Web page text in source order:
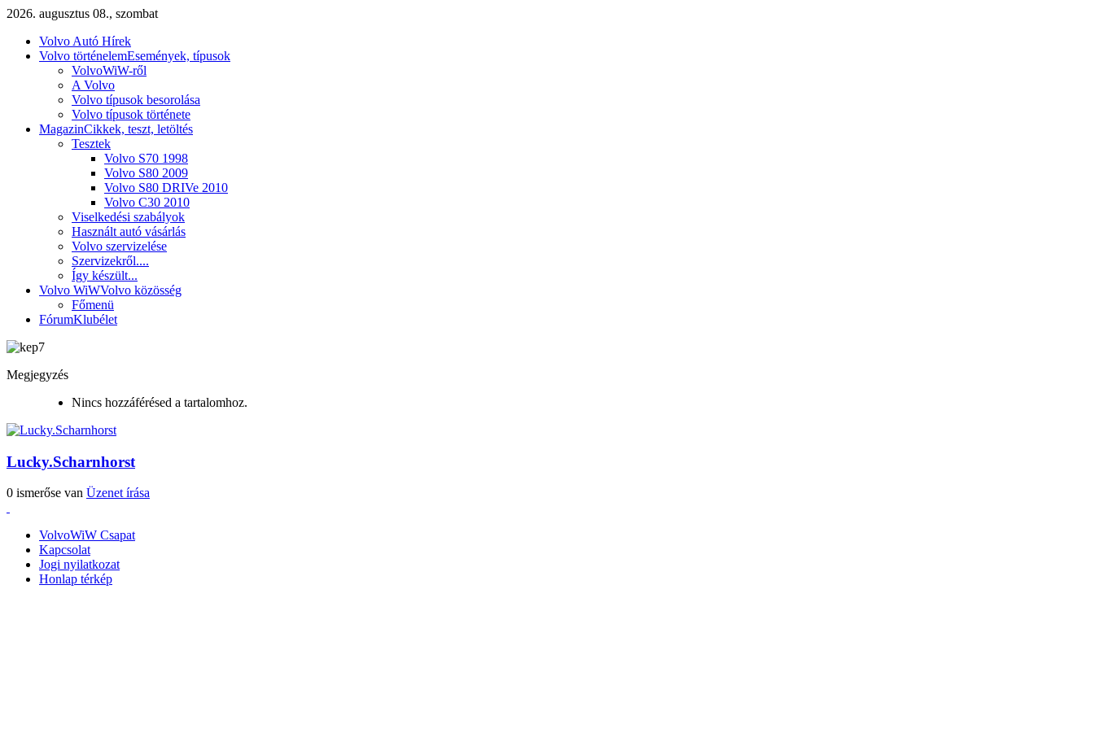
2026. augusztus 08., szombat
Volvo Autó Hírek
Volvo történelemEsemények, típusok
VolvoWiW-ről
A Volvo
Volvo típusok besorolása
Volvo típusok története
MagazinCikkek, teszt, letöltés
Tesztek
Volvo S70 1998
Volvo S80 2009
Volvo S80 DRIVe 2010
Volvo C30 2010
Viselkedési szabályok
Használt autó vásárlás
Volvo szervizelése
Szervizekről....
Így készült...
Volvo WiWVolvo közösség
Főmenü
FórumKlubélet
Megjegyzés
Nincs hozzáférésed a tartalomhoz.
Lucky.Scharnhorst
0 ismerőse van Üzenet írása
VolvoWiW Csapat
Kapcsolat
Jogi nyilatkozat
Honlap térkép